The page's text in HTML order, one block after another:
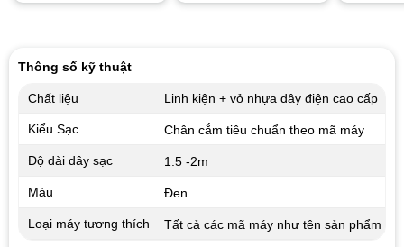
Thông số kỹ thuật
Chất liệu Linh kiện + vỏ nhựa dây điện cao cấp
Kiểu Sạc Chân cắm tiêu chuẩn theo mã máy
Độ dài dây sạc 1.5 -2m
Màu Đen
Loại máy tương thích Tất cả các mã máy như tên sản phẩm